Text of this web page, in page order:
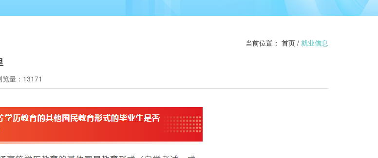
当前位置： 首页 / 就业信息
览量：13171